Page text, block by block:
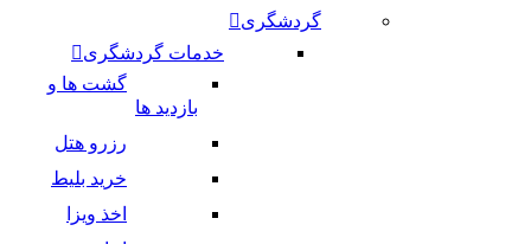
گردشگری
خدمات گردشگری
گشت ها و
بازدید ها
رزرو هتل
خرید بلیط
اخذ ویزا